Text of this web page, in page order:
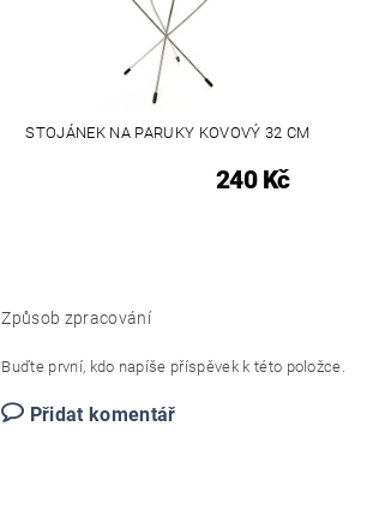
STOJÁNEK NA PARUKY KOVOVÝ 32 CM
240 Kč
Způsob zpracování
Buďte první, kdo napíše příspěvek k této položce.
Přidat komentář